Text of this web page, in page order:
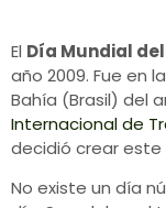
El Día Mundial
año 2009. Fue en
Bahía (Brasil) del
Internacional de
decidió crear este
No existe un día